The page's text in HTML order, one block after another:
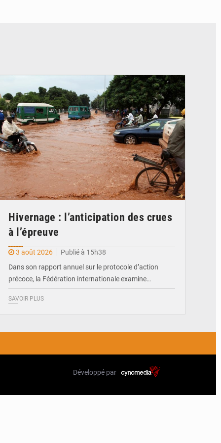
Hivernage : l’anticipation des crues
à l’épreuve
3 août 2026
Publié à 15h38
Dans son rapport annuel sur le protocole d’action
précoce, la Fédération internationale examine…
SAVOIR PLUS
Développé par